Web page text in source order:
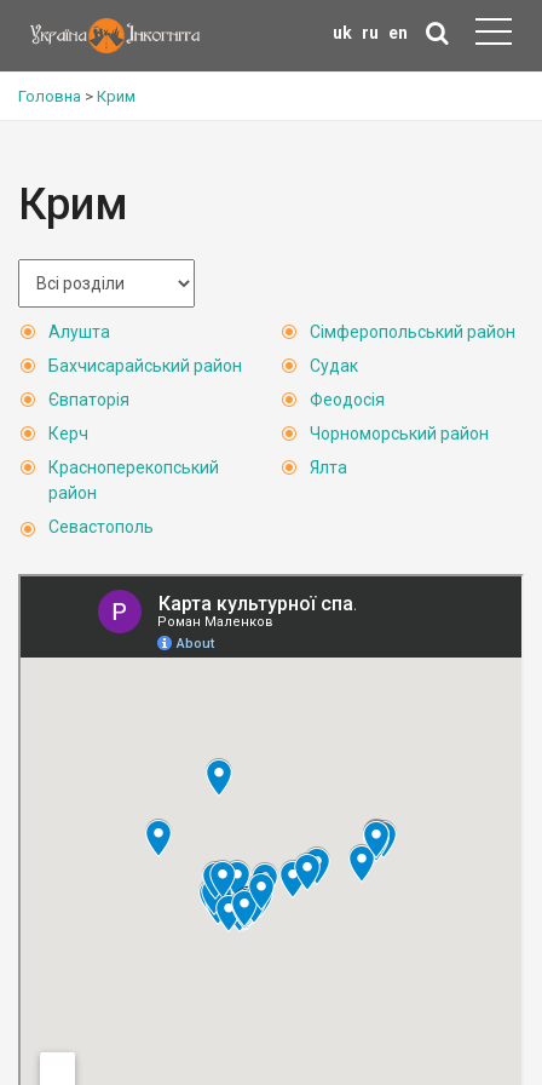
uk ru en
Головна > Крим
Крим
Алушта
Бахчисарайський район
Євпаторія
Керч
Красноперекопський
район
Севастополь
Сімферопольський район
Судак
Феодосія
Чорноморський район
Ялта